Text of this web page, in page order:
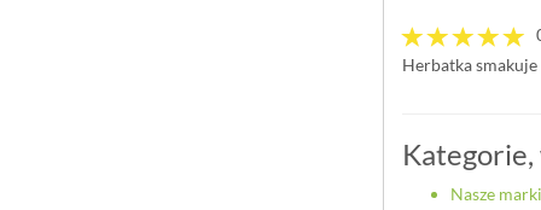
Herbatka smakuje
Nasze marki